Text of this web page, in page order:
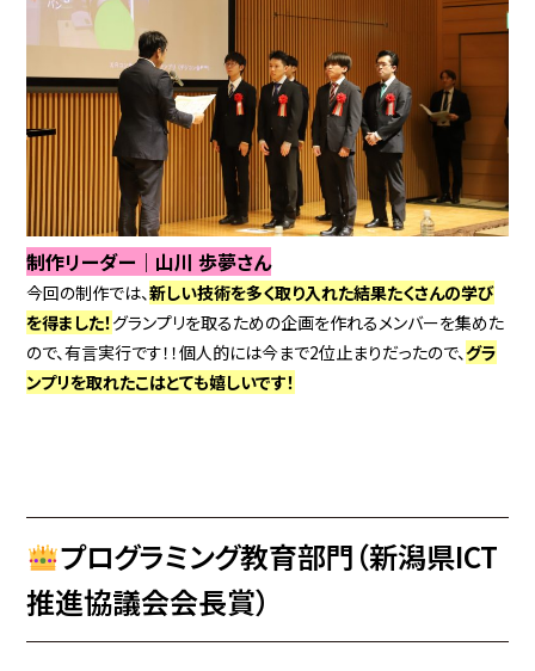
制作リーダー｜山川 歩夢さん
今回の制作では、新しい技術を多く取り入れた結果たくさんの学び
を得ました！グランプリを取るための企画を作れるメンバーを集めた
ので、有言実行です！！個人的には今まで2位止まりだったので、グラ
ンプリを取れたこはとても嬉しいです！
プログラミング教育部門（新潟県ICT
推進協議会会長賞）